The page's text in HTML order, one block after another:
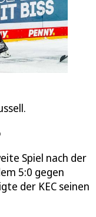
Spiel nach der
5:0 gegen
der KEC seinen